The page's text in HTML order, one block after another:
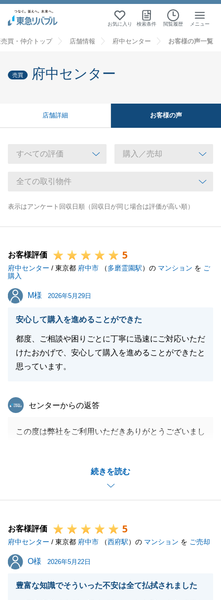
お気に入り 検索条件 閲覧履歴 メニュー
買・仲介トップ 店舗情報 府中センター お客様の声一覧
売買 府中センター
店舗詳細 お客様の声
表示はアンケート回収日順（回収日が同じ場合は評価が高い順）
お客様評価 5
府中センター / 東京都 府中市 （多磨霊園駅）の マンション を ご
購入
M様
M様 2026年5月29日
安心して購入を進めることができた
都度、ご相談や困りごとに丁寧に迅速にご対応いただ
けたおかげで、安心して購入を進めることができたと
思っています。
続きを読む
東急リバブル
センターからの返答
この度は弊社をご利用いただきありがとうございまし
ますが、ご希望の不動産に巡り合うことができ私も大
是非新生活をお楽しみください。
お客様評価 5
府中センター / 東京都 府中市 （西府駅）の マンション を ご売却
O様
O様 2026年5月22日
豊富な知識でそういった不安は全て払拭されました